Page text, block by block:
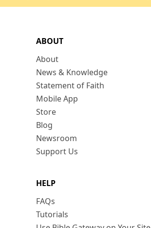
ABOUT
About
News & Knowledge
Statement of Faith
Mobile App
Store
Blog
Newsroom
Support Us
HELP
FAQs
Tutorials